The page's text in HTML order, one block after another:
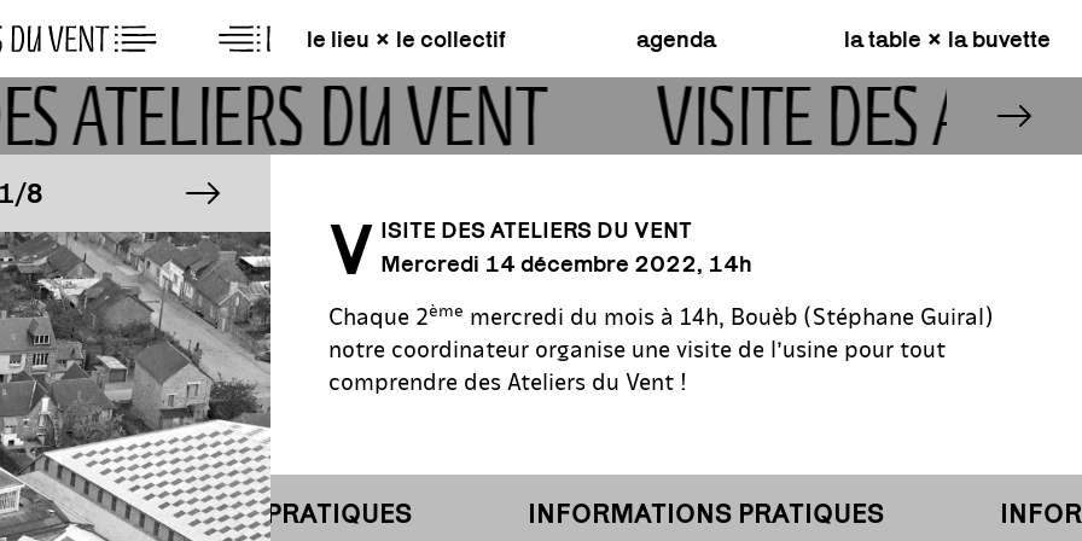
le lieu × le collectif agenda la table × la buvette
ATELIERS DU VENT VISITE DES
V ISITE DES ATELIERS DU VENT
Mercredi 14 décembre 2022, 14h
Chaque 2ème mercredi du mois à 14h, Bouèb (Stéphane Guiral)
notre coordinateur organise une visite de l’usine pour tout
comprendre des Ateliers du Vent !
INFORMATIONS PRATIQUES INFORMATIONS PRATIQUES
8
8 IMAGE
1/8